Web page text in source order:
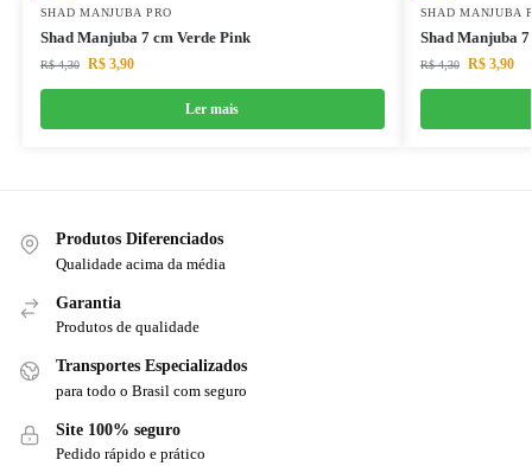
SHAD MANJUBA PRO
Shad Manjuba 7 cm Verde Pink
R$4,30 R$3,90
Ler mais
SHAD MANJUBA
Shad Manjuba
R$4,30 R$3,90
Produtos Diferenciados
Qualidade acima da média
Garantia
Produtos de qualidade
Transportes Especializados
para todo o Brasil com seguro
Site 100% seguro
Pedido rápido e prático